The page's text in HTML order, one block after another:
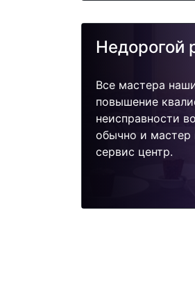
Недорогой
Все мастера
повышение
неисправности
обычно и мастер
сервис центр.